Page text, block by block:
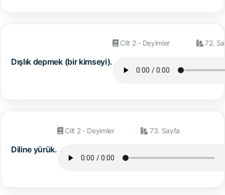
Dışlık depmek (bir kimseyi).
Cilt 2 - Deyimler 72.
Diline yürük.
Cilt 2 - Deyimler 73. Sayfa